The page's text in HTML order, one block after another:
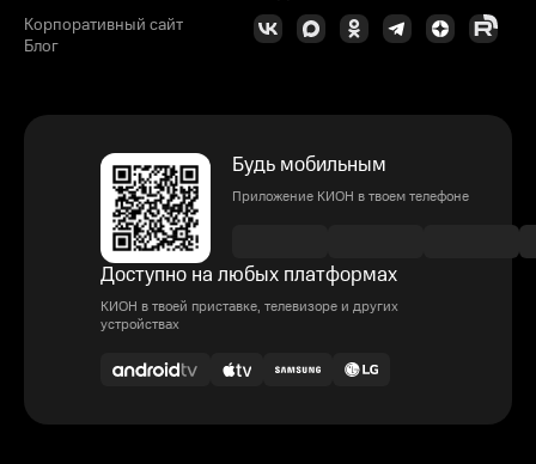
Корпоративный сайт
Блог
Будь мобильным
Приложение КИОН в твоем телефоне
Доступно на любых платформах
КИОН в твоей приставке, телевизоре и других
устройствах